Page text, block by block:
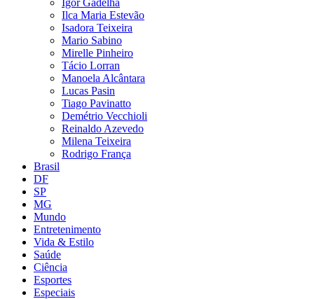
Ilca Maria Estevão
Isadora Teixeira
Mario Sabino
Mirelle Pinheiro
Tácio Lorran
Manoela Alcântara
Lucas Pasin
Tiago Pavinatto
Demétrio Vecchioli
Reinaldo Azevedo
Milena Teixeira
Rodrigo França
Brasil
DF
SP
MG
Mundo
Entretenimento
Vida & Estilo
Saúde
Ciência
Esportes
Especiais